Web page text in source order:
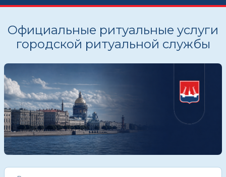
Официальные ритуальные услуги
городской ритуальной службы